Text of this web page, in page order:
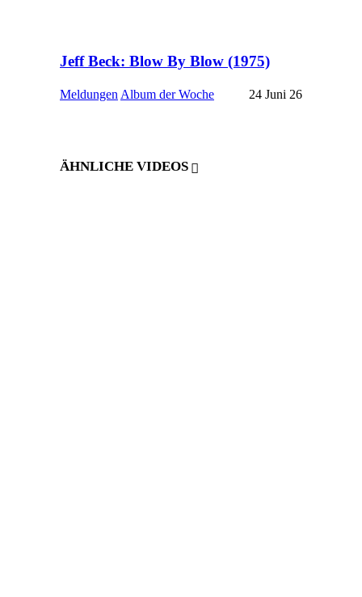
Jeff Beck: Blow By Blow (1975)
Meldungen Album der Woche 24 Juni 26
ÄHNLICHE VIDEOS